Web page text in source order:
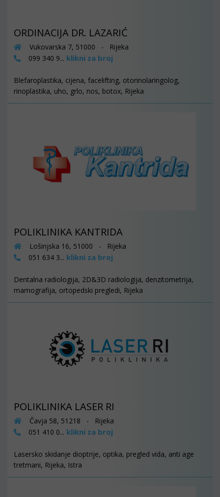
ORDINACIJA DR. LAZARIĆ
Vukovarska 7, 51000 - Rijeka
099 340 9... klikni za broj
Blefaroplastika, cijena, facelifting, otorinolaringolog,
rinoplastika, uho, grlo, nos, botox, Rijeka
POLIKLINIKA KANTRIDA
Lošinjska 16, 51000 - Rijeka
051 634 3... klikni za broj
Dentalna radiologija, 2D&3D radiologija, denzitometrija,
mamografija, ortopedski pregledi, Rijeka
POLIKLINIKA LASER RI
Čavja 58, 51218 - Rijeka
051 410 0... klikni za broj
Lasersko skidanje dioptrije, optika, pregled vida, anti age
tretmani, Rijeka, Istra